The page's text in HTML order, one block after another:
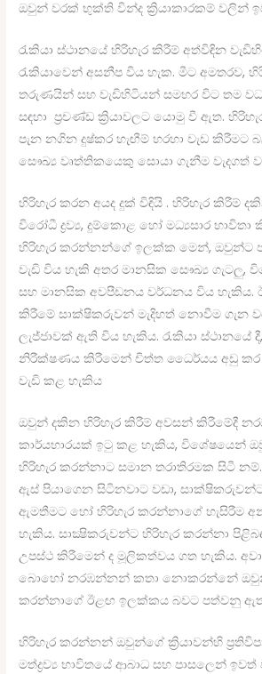
ඔවුන් වරක් භුක්ති වින්ද ක්‍රියාකාරකම් වලින්
රැකියා ස්ථානයේ හිරිහැර කිරීම් අත්විඳින
රැකියාවෙන් අසනීප විය හැක. මීට අමතරව,
තරුණයින් සහ වැඩිහිටියන් සමහර විට තම
සඳහා ප්‍රචණ්ඩ ක්‍රියාවලට යොමු වී ඇත.
පැන නගින දුෂ්කර හැඟීම් හරහා වැඩ කිරීමට
සෞඛ්‍ය වෘත්තිකයෙකු සොයා ගැනීම වැදගත්
හිරිහැර කරන අයද දුක් විඳියි . හිරිහැර
විරෝධී ද්‍රව්‍ය, දුම්කොළ හෝ මධ්‍යසාර භාවිතා
හිරිහැර කරන්නන්ගේ ඉලක්ක මෙන්, ඔවුන්ට
වැඩි විය හැකි අතර මානසික සෞඛ්‍ය ගැටලු,
සහ මානසික අවපීඩනය වර්ධනය විය හැකිය.
කිරීමේ සාක්ෂිකරුවන් මැදිහත් නොවීම ගැන
ලැජ්ජාවක් ඇති විය හැකිය. රැකියා ස්ථානයේ
නිරීක්ෂණය කිරීමෙන් චිත්ත ධෛර්යය අඩු කර
වැඩි කළ හැකිය
ඔවුන් දකින හිරිහැර කිරීම් අවසන් කිරීමේදී
කාර්යභාරයක් ඉටු කළ හැකිය, විශේෂයෙන්
හිරිහැර කරන්නාට සමාන තරාතිරමක සිටී
ඇස් පියාගෙන සිටිනවාට වඩා,
ඇමතීමට හෝ හිරිහැර කරන්නාගේ හැසිරීම
හැකිය. සාක්‍ෂිකරුවන්ට හිරිහැර කරන්නා
උපස්ථ කිරීමෙන් ද මූලිකත්වය ගත හැකිය.
බොහෝ නරඹන්නන් කතා නොකරන්නේ
කරන්නාගේ ඊළඟ ඉලක්කය බවට පත්වනු
හිරිහැර කරන්නන් ඔවුන්ගේ ක්‍රියාවන්හි
මත්ද්‍රව්‍ය භාවිතයේ ආබාධ සහ පාසලෙන් ඉවත්